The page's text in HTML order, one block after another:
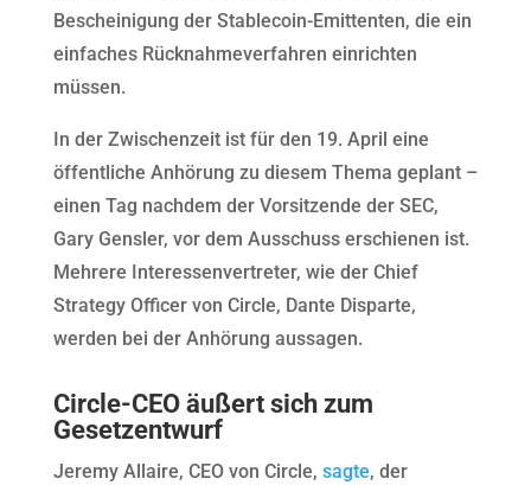
Bescheinigung der Stablecoin-Emittenten, die ein
einfaches Rücknahmeverfahren einrichten
müssen.
In der Zwischenzeit ist für den 19. April eine
öffentliche Anhörung zu diesem Thema geplant –
einen Tag nachdem der Vorsitzende der SEC,
Gary Gensler, vor dem Ausschuss erschienen ist.
Mehrere Interessenvertreter, wie der Chief
Strategy Officer von Circle, Dante Disparte,
werden bei der Anhörung aussagen.
Circle-CEO äußert sich zum
Gesetzentwurf
Jeremy Allaire, CEO von Circle, sagte, der